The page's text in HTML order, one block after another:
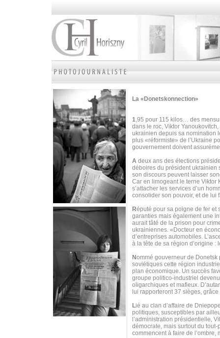
La «Donetskonnection»
1,95 pour 115 kilos… des
dans le roc, Viktor
ukrainien depuis sa nomination
plus «réformiste» de l’Ukraine
gouvernement doivent
A deux ans des élections
déboires du président ukrainien
son discours peuvent laisser
Car en limogeant le terne Viktor
s’attacher les services d’un
consolider son pouvoir, et de lui
Réputé pour sa poigne de fer et
garanties mais également une
aurait tâté de la prison pour
ukrainiennes. «Docteur en
d’entreprises automobiles.
à la tête de sa région d’origine :
Nommé gouverneur de Donetsk
soviétiques cette région
plan économique. Un succès
groupe politico-industriel
oligarchiques et mafieux.
lui rapporteront 37 sièges,
Lié au clan d’affaire de
politiques, susceptibles par
l’administration présidentielle,
démocrate, mais surtout du
commencent à faire de